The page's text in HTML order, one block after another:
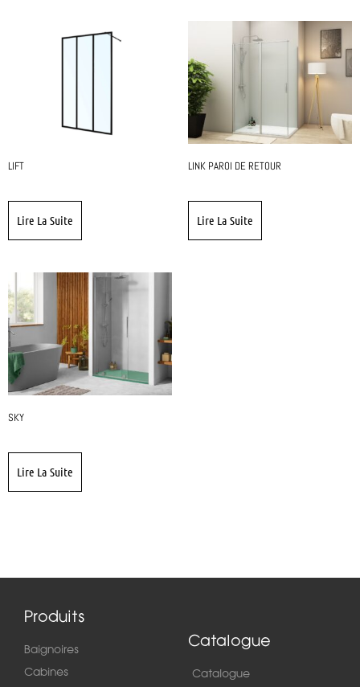
LIFT
Lire La Suite
LINK PAROI DE RETOUR
Lire La Suite
SKY
Lire La Suite
Produits
Baignoires
Cabines
Catalogue
Catalogue